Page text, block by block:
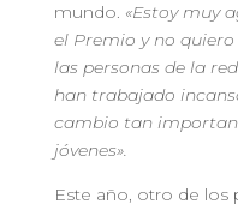
mundo. «Estoy muy
el Premio y no
las personas de la
han trabajado
cambio tan
jóvenes».
Este año, otro de los